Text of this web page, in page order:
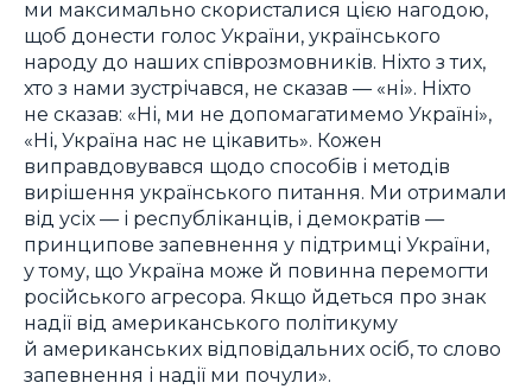
ми максимально скористалися цією нагодою,
щоб донести голос України, українського
народу до наших співрозмовників. Ніхто з тих,
хто з нами зустрічався, не сказав — «ні». Ніхто
не сказав: «Ні, ми не допомагатимемо Україні»,
«Ні, Україна нас не цікавить». Кожен
виправдовувався щодо способів і методів
вирішення українського питання. Ми отримали
від усіх — і республіканців, і демократів —
принципове запевнення у підтримці України,
у тому, що Україна може й повинна перемогти
російського агресора. Якщо йдеться про знак
надії від американського політикуму
й американських відповідальних осіб, то слово
запевнення і надії ми почули».